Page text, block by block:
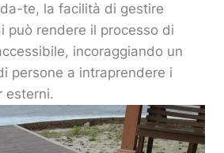
te, la facilità di gestire
può rendere il processo di
incoraggiando un
persone a intraprendere i
esterni.